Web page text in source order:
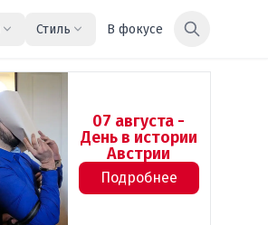
Стиль В фокусе
07 августа -
День в истории
Австрии
Подробнее